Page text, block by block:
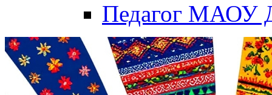
Педагог МАОУ